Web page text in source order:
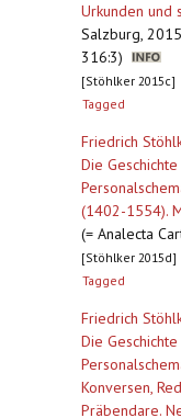
Urkunden und
Salzburg,
316:3)
[Stöhlker 2015c]
Tagged
Friedrich
Die
(1402-1554).
(= Analecta
[Stöhlker 2015d]
Tagged
Friedrich
Die
Konversen,
Präbendare.